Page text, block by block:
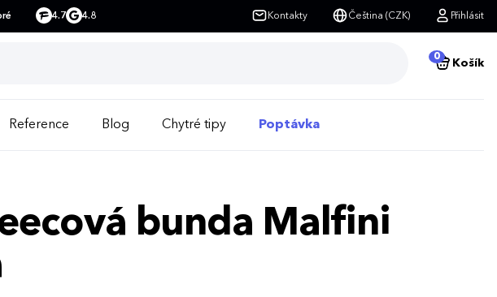
4.7 4.8 Kontakty Čeština (CZK) Přihlásit
0
Košík
Reference Blog Chytré tipy Poptávka
bunda Malfini